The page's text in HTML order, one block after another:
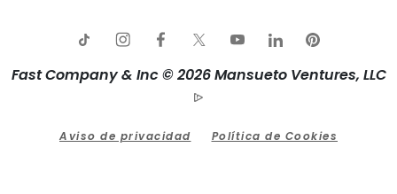
Fast Company & Inc © 2026 Mansueto Ventures, LLC
Aviso de privacidad Política de Cookies